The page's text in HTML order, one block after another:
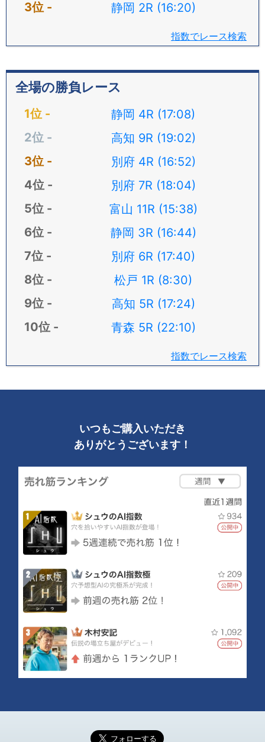
静岡 2R (16:20)
指数でレース検索
全場の勝負レース
静岡 4R (17:08)
高知 9R (19:02)
別府 4R (16:52)
別府 7R (18:04)
富山 11R (15:38)
静岡 3R (16:44)
別府 6R (17:40)
松戸 1R (8:30)
高知 5R (17:24)
青森 5R (22:10)
指数でレース検索
いつもご購入いただき
ありがとうございます！